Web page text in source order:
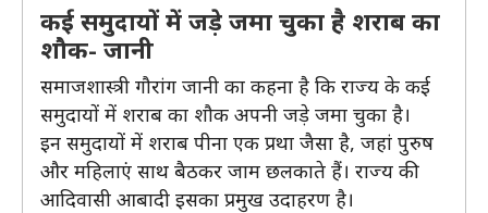
कई समुदायों में जड़े जमा चुका है शराब का
शौक- जानी
समाजशास्त्री गौरांग जानी का कहना है कि राज्य के कई
समुदायों में शराब का शौक अपनी जड़े जमा चुका है।
इन समुदायों में शराब पीना एक प्रथा जैसा है, जहां पुरुष
और महिलाएं साथ बैठकर जाम छलकाते हैं। राज्य की
आदिवासी आबादी इसका प्रमुख उदाहरण है।